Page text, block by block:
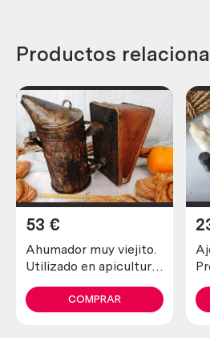
Productos
Ahumador muy viejito.
Utilizado en apicultura
abejas
53 €
COMPRAR